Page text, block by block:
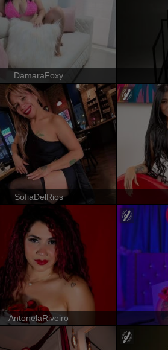
DamaraFoxy
SofiaDelRios
AntonelaRiveiro